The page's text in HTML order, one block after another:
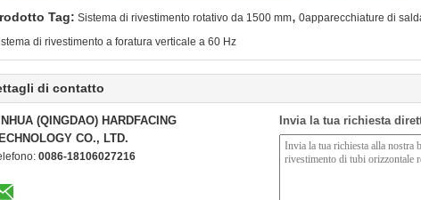
Tag: Sistema di rivestimento rotativo da 1500 mm, 0apparecchiature di
di rivestimento a foratura verticale a 60 Hz
di contatto
(QINGDAO) HARDFACING
CO., LTD.
0086-18106027216
Invia la tua richiesta